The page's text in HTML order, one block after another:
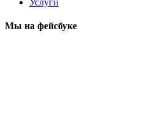
Мы на фейсбуке